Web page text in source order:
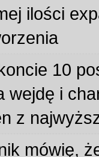
ilości
10
wejdę i
z
mówię,